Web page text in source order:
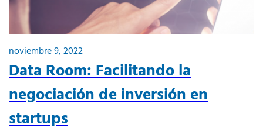
noviembre 9, 2022
Data Room: Facilitando la
negociación de inversión en
startups